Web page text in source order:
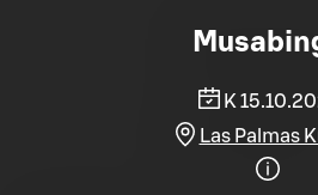
K
Las Palmas